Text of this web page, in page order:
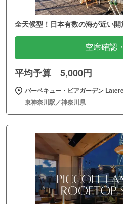
全天候型！日本有数の海が近い
空席確認
平均予算 5,000円
バーベキュー・ビアガーデン
東神奈川駅／神奈川県